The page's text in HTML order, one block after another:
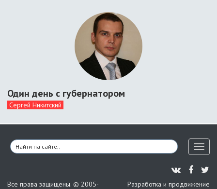
Один день с губернатором
Сергей Никитский
Все права защищены. © 2005- Разработка и продвижение